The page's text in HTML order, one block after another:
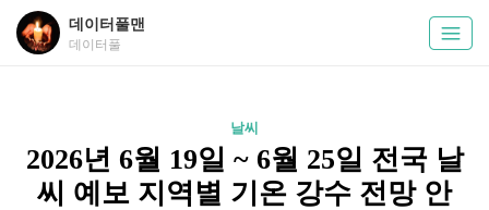
데이터풀맨
데이터풀
날씨
2026년 6월 19일 ~ 6월 25일 전국 날
씨 예보 지역별 기온 강수 전망 안